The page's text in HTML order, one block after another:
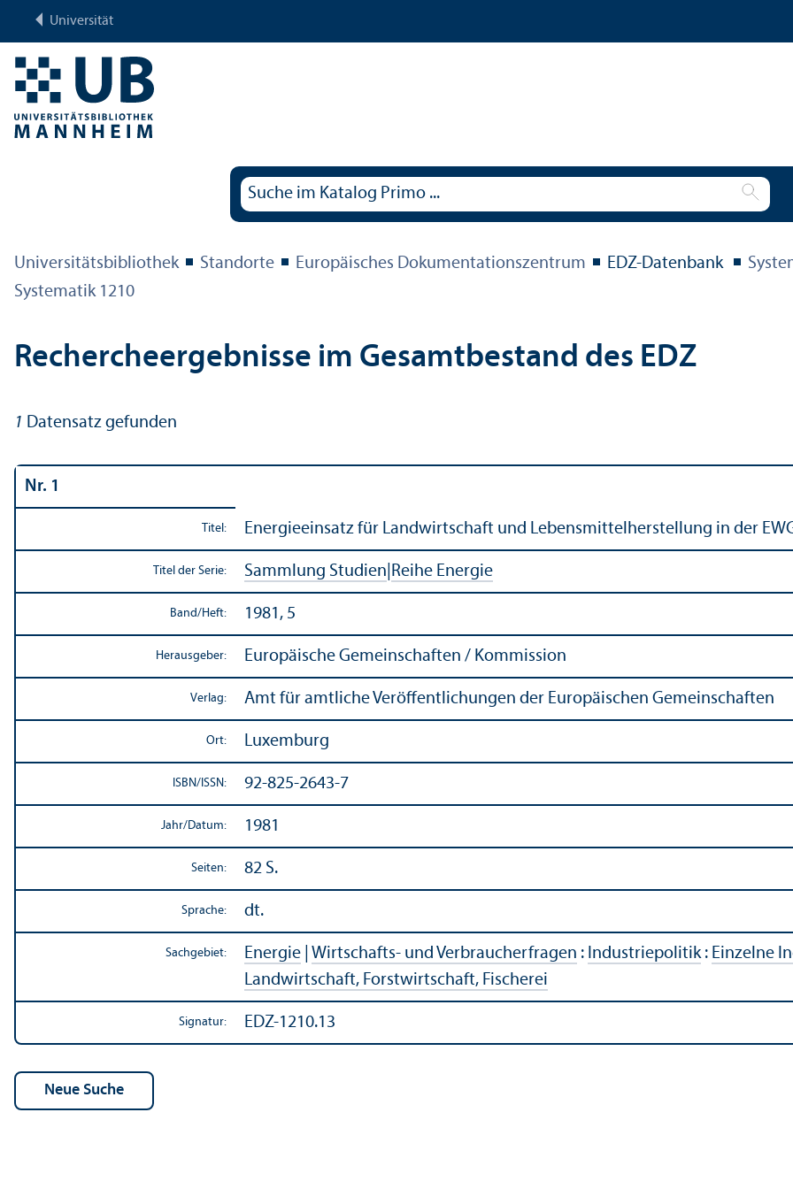
Universität
Universitäts­bibliothek Standorte Europäisches Dokumentations­zentrum EDZ-Datenbank
Systematik 1210
Rechercheergebnisse im Gesamtbestand des EDZ
1 Datensatz gefunden
Nr. 1
Titel: Energieeinsatz für Landwirtschaft und Lebens­mittelherstellung in der
Titel der Serie: Sammlung Studien Reihe Energie
Band/Heft: 1981, 5
Herausgeber: Europäische Gemeinschaften / Kommission
Verlag: Amt für amtliche Veröffentlichungen der Europäischen Gemeinschaften
Ort: Luxemburg
ISBN/ ISSN: 92-825-2643-7
Jahr/Datum: 1981
Seiten: 82 S.
Sprache: dt.
Sachgebiet: Energie Wirtschafts- und Verbraucherfragen : Industriepolitik: Einzelne
Landwirtschaft, Forstwirtschaft, Fischerei
Signatur: EDZ-1210.13